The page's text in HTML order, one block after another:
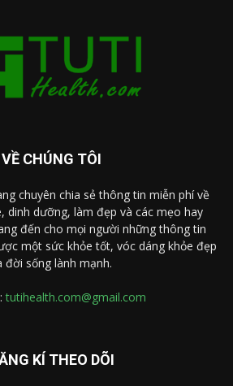
VỀ CHÚNG TÔI
chuyên chia sẻ thông tin miễn phí về
dinh dưỡng, làm đẹp và các mẹo hay
đến cho mọi người những thông tin
một sức khỏe tốt, vóc dáng khỏe đẹp
đời sống lành mạnh.
tutihealth.com@gmail.com
KÍ THEO DÕI